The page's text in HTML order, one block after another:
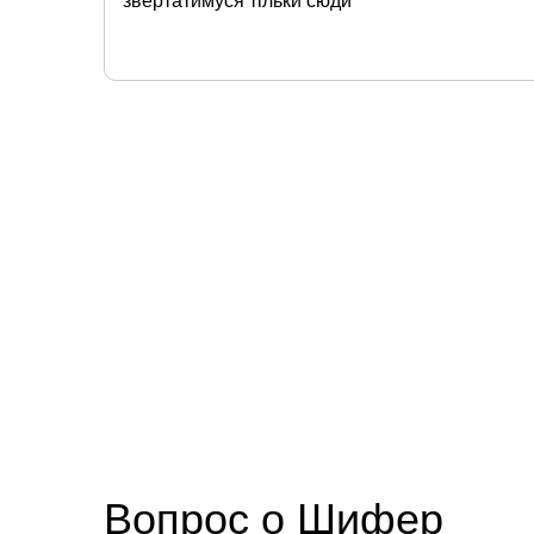
Вопрос о Шифер